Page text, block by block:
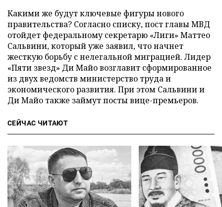
Какими же будут ключевые фигуры нового
правительства? Согласно списку, пост главы МВД
отойдет федеральному секретарю «Лиги» Маттео
Сальвини, который уже заявил, что начнет
жесткую борьбу с нелегальной миграцией. Лидер
«Пяти звезд» Ди Майо возглавит сформированное
из двух ведомств министерство труда и
экономического развития. При этом Сальвини и
Ди Майо также займут посты вице-премьеров.
СЕЙЧАС ЧИТАЮТ